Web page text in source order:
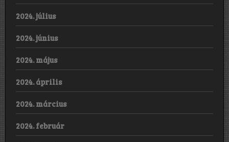
2024. július
2024. június
2024. május
2024. április
2024. március
2024. február